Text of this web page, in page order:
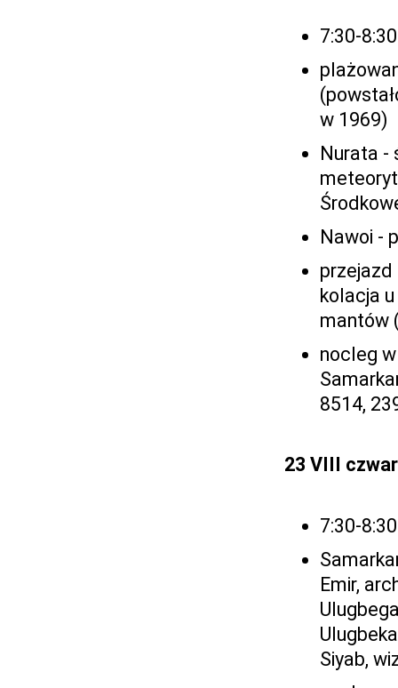
7:30-
w 1969)
Nurata -
Nawoi -
przejazd
kolacja
mantów
nocleg
8514,
23 VIII
7:30-
Emir,
Siyab,